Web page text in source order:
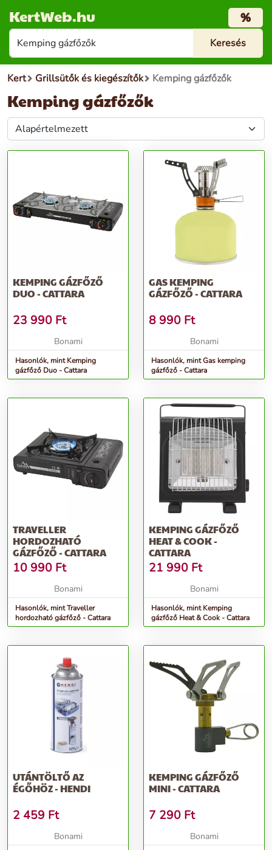
KertWeb.hu %
Kert Grillsütők és kiegészítők Kemping gázfőzők
Kemping gázfőzők
KEMPING GÁZFŐZŐ
DUO - CATTARA
23 990 Ft
Bonami
Hasonlók, mint Kemping
gázfőző Duo - Cattara
GAS KEMPING
GÁZFŐZŐ - CATTARA
8 990 Ft
Bonami
Hasonlók, mint Gas kemping
gázfőző - Cattara
TRAVELLER
HORDOZHATÓ
GÁZFŐZŐ - CATTARA
10 990 Ft
Bonami
Hasonlók, mint Traveller
hordozható gázfőző - Cattara
KEMPING GÁZFŐZŐ
HEAT & COOK -
CATTARA
21 990 Ft
Bonami
Hasonlók, mint Kemping
gázfőző Heat & Cook - Cattara
UTÁNTÖLTŐ AZ
ÉGŐHÖZ - HENDI
2 459 Ft
Bonami
KEMPING GÁZFŐZŐ
MINI - CATTARA
7 290 Ft
Bonami